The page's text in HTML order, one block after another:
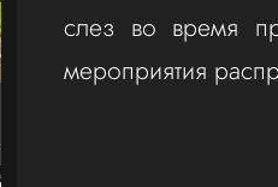
слез во время
мероприятия